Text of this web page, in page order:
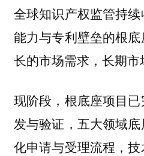
全球知识产权监管持
能力与专利壁垒的根
长的市场需求，长期市
现阶段，根底座项目
发与验证，五大领域
化申请与受理流程，